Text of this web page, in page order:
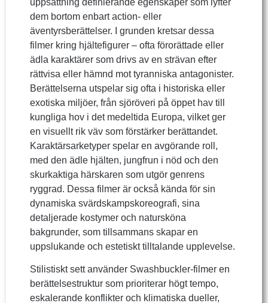
dem bortom enbart action- eller
äventyrsberättelser. I grunden kretsar dessa
filmer kring hjältefigurer – ofta förorättade eller
ädla karaktärer som drivs av en strävan efter
rättvisa eller hämnd mot tyranniska antagonister.
Berättelserna utspelar sig ofta i historiska eller
exotiska miljöer, från sjöröveri på öppet hav till
kungliga hov i det medeltida Europa, vilket ger
en visuellt rik väv som förstärker berättandet.
Karaktärsarketyper spelar en avgörande roll,
med den ädle hjälten, jungfrun i nöd och den
skurkaktiga härskaren som utgör genrens
ryggrad. Dessa filmer är också kända för sin
dynamiska svärdskampskoreografi, sina
detaljerade kostymer och natursköna
bakgrunder, som tillsammans skapar en
uppslukande och estetiskt tilltalande upplevelse.
Stilistiskt sett använder Swashbuckler-filmer en
berättelsestruktur som prioriterar högt tempo,
eskalerande konflikter och klimatiska dueller,